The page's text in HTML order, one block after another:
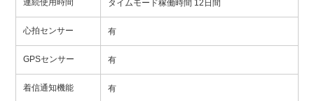
タイムモード稼働時間 12日間
心拍センサー 有
GPSセンサー 有
着信通知機能 有